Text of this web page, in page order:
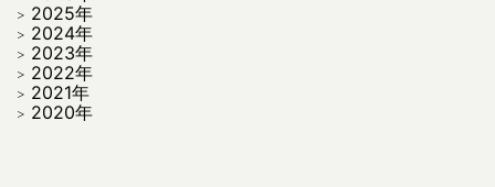
2025年
2024年
2023年
2022年
2021年
2020年